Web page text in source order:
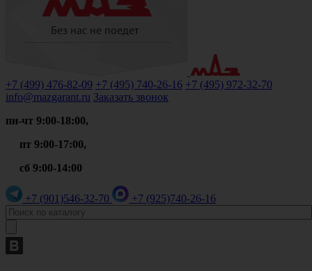
+7 (499) 476-82-09 +7 (495) 740-26-16 +7 (495) 972-32-70
info@mazgarant.ru Заказать звонок
пн-чт 9:00-18:00,
пт 9:00-17:00,
сб 9:00-14:00
+7 (901)546-32-70 +7 (925)740-26-16